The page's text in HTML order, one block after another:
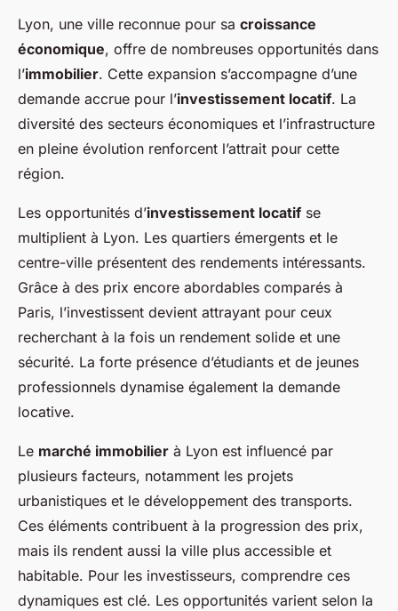
Lyon, une ville reconnue pour sa croissance
économique, offre de nombreuses opportunités dans
l’immobilier. Cette expansion s’accompagne d’une
demande accrue pour l’investissement locatif. La
diversité des secteurs économiques et l’infrastructure
en pleine évolution renforcent l’attrait pour cette
région.
Les opportunités d’investissement locatif se
multiplient à Lyon. Les quartiers émergents et le
centre-ville présentent des rendements intéressants.
Grâce à des prix encore abordables comparés à
Paris, l’investissent devient attrayant pour ceux
recherchant à la fois un rendement solide et une
sécurité. La forte présence d’étudiants et de jeunes
professionnels dynamise également la demande
locative.
Le marché immobilier à Lyon est influencé par
plusieurs facteurs, notamment les projets
urbanistiques et le développement des transports.
Ces éléments contribuent à la progression des prix,
mais ils rendent aussi la ville plus accessible et
habitable. Pour les investisseurs, comprendre ces
dynamiques est clé. Les opportunités varient selon la